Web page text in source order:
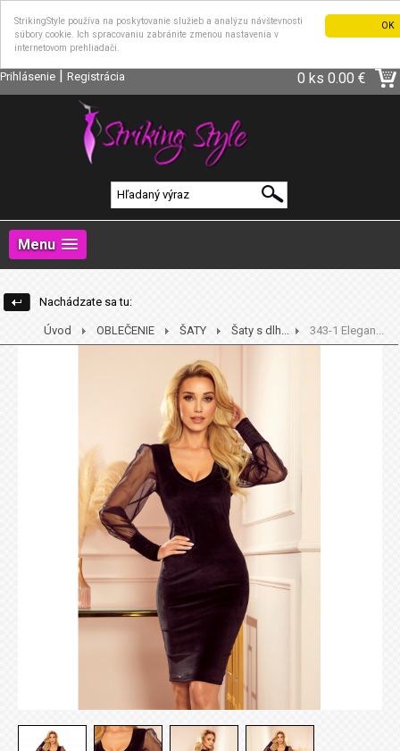
OK
StrikingStyle používa na poskytovanie služieb a analýzu návštevnosti
súbory cookie. Ich spracovaniu zabránite zmenou nastavenia v
internetovom prehliadači.
Prihlásenie | Registrácia 0 ks 0.00 €
Menu
Nachádzate sa tu:
Úvod OBLEČENIE ŠATY Šaty s dlh... 343-1 Elegan...